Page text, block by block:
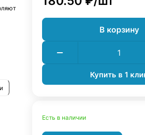
В корзину
Купить в 1
Есть в наличии